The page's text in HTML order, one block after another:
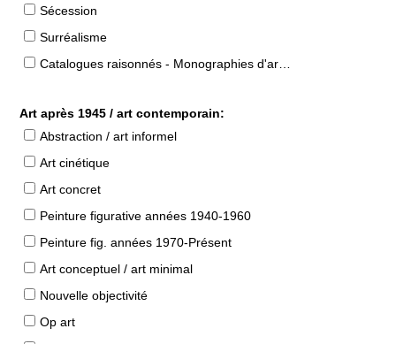
Sécession
Surréalisme
Catalogues raisonnés - Monographies d'artistes
Art après 1945 / art contemporain:
Abstraction / art informel
Art cinétique
Art concret
Peinture figurative années 1940-1960
Peinture fig. années 1970-Présent
Art conceptuel / art minimal
Nouvelle objectivité
Op art